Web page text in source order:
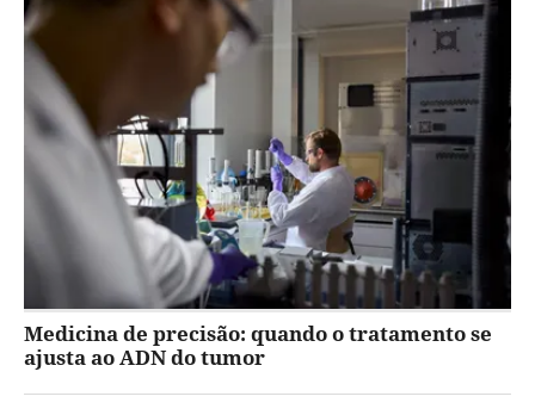
Medicina de precisão: quando o tratamento se
ajusta ao ADN do tumor